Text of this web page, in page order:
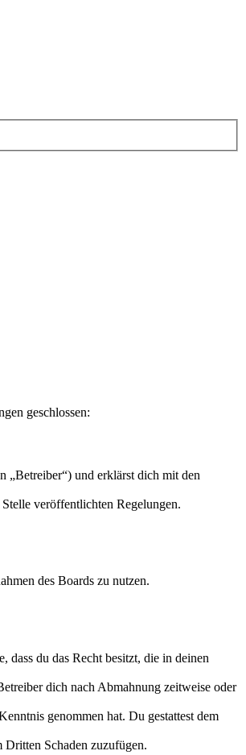
geschlossen:
„Betreiber“) und erklärst dich mit den
veröffentlichten Regelungen.
des Boards zu nutzen.
dass du das Recht besitzt, die in deinen
dich nach Abmahnung zeitweise oder
genommen hat. Du gestattest dem
Dritten Schaden zuzufügen.